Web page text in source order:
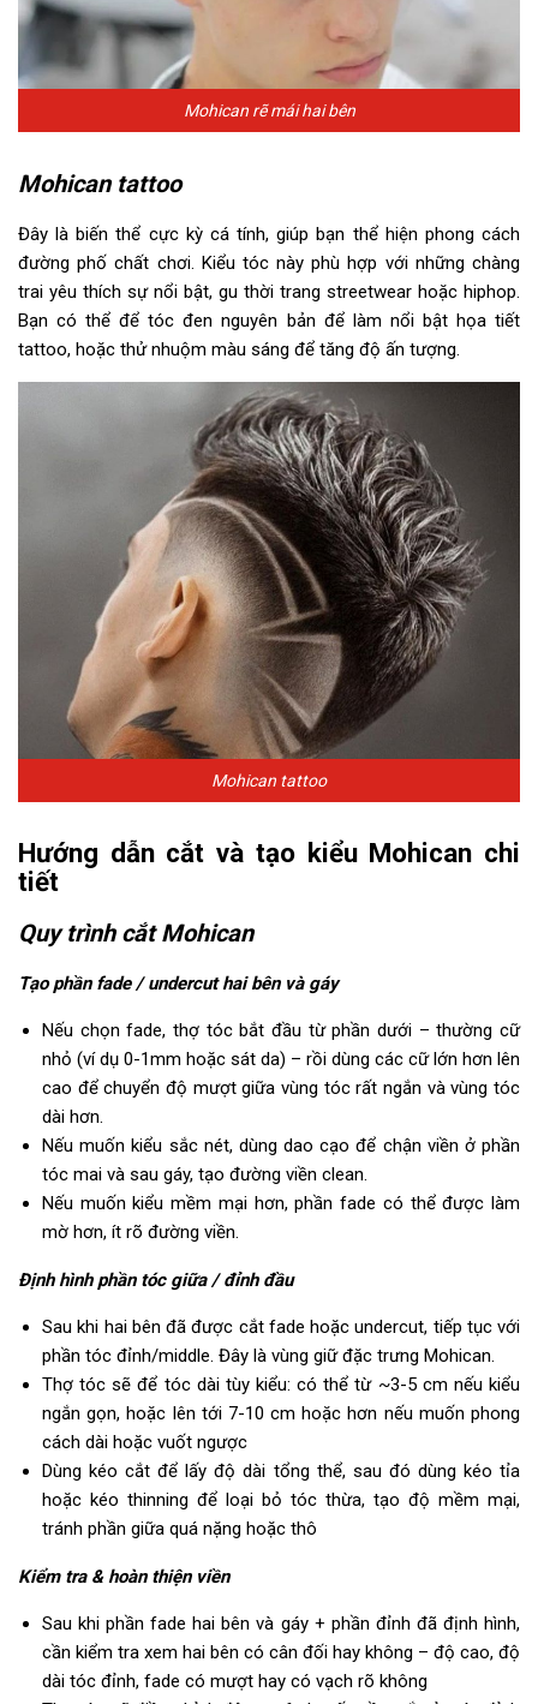
Mohican rẽ mái hai bên
Mohican tattoo
Đây là biến thể cực kỳ cá tính, giúp bạn thể hiện phong cách
đường phố chất chơi. Kiểu tóc này phù hợp với những chàng
trai yêu thích sự nổi bật, gu thời trang streetwear hoặc hiphop.
Bạn có thể để tóc đen nguyên bản để làm nổi bật họa tiết
tattoo, hoặc thử nhuộm màu sáng để tăng độ ấn tượng.
Mohican tattoo
Hướng dẫn cắt và tạo kiểu Mohican chi
tiết
Quy trình cắt Mohican
Tạo phần fade / undercut hai bên và gáy
Nếu chọn fade, thợ tóc bắt đầu từ phần dưới – thường cữ
nhỏ (ví dụ 0-1mm hoặc sát da) – rồi dùng các cữ lớn hơn lên
cao để chuyển độ mượt giữa vùng tóc rất ngắn và vùng tóc
dài hơn.
Nếu muốn kiểu sắc nét, dùng dao cạo để chận viền ở phần
tóc mai và sau gáy, tạo đường viền clean.
Nếu muốn kiểu mềm mại hơn, phần fade có thể được làm
mờ hơn, ít rõ đường viền.
Định hình phần tóc giữa / đỉnh đầu
Sau khi hai bên đã được cắt fade hoặc undercut, tiếp tục với
phần tóc đỉnh/middle. Đây là vùng giữ đặc trưng Mohican.
Thợ tóc sẽ để tóc dài tùy kiểu: có thể từ ~3-5 cm nếu kiểu
ngắn gọn, hoặc lên tới 7-10 cm hoặc hơn nếu muốn phong
cách dài hoặc vuốt ngược
Dùng kéo cắt để lấy độ dài tổng thể, sau đó dùng kéo tỉa
hoặc kéo thinning để loại bỏ tóc thừa, tạo độ mềm mại,
tránh phần giữa quá nặng hoặc thô
Kiểm tra & hoàn thiện viền
Sau khi phần fade hai bên và gáy + phần đỉnh đã định hình,
cần kiểm tra xem hai bên có cân đối hay không – độ cao, độ
dài tóc đỉnh, fade có mượt hay có vạch rõ không